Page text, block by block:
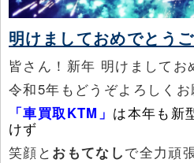
明けましておめでとう
皆さん！新年 明けましてお
令和5年もどうぞよろしくお
「車買取KTM」 は本年も新
けず
笑顔と おもてなしで全力頑